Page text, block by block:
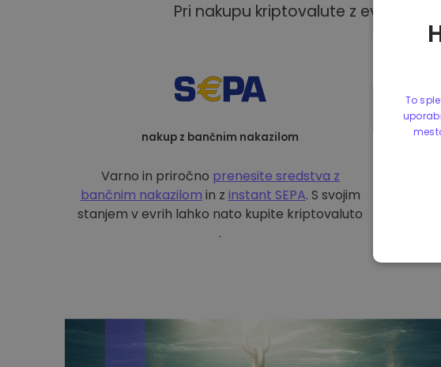
Pri nakupu kriptovalute z evri na
nakup z bančnim nakazilom
Varno in priročno prenesite sredstva z
bančnim nakazilom in z instant SEPA. S svojim
stanjem v evrih lahko nato kupite kriptovaluto
.
To